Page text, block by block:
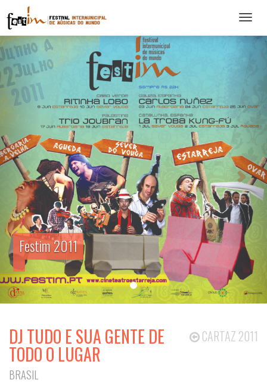
Abrir
Festim 2011
CARTAZ 2011
DJ TUDO E SUA GENTE DE
TODO O LUGAR
BRASIL